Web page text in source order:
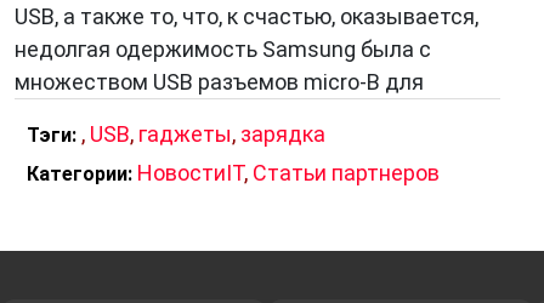
USB, а также то, что, к счастью, оказывается,
недолгая одержимость Samsung была с
множеством USB разъемов micro-B для
Тэги: , USB, гаджеты, зарядка
Категории: НовостиIT, Статьи партнеров